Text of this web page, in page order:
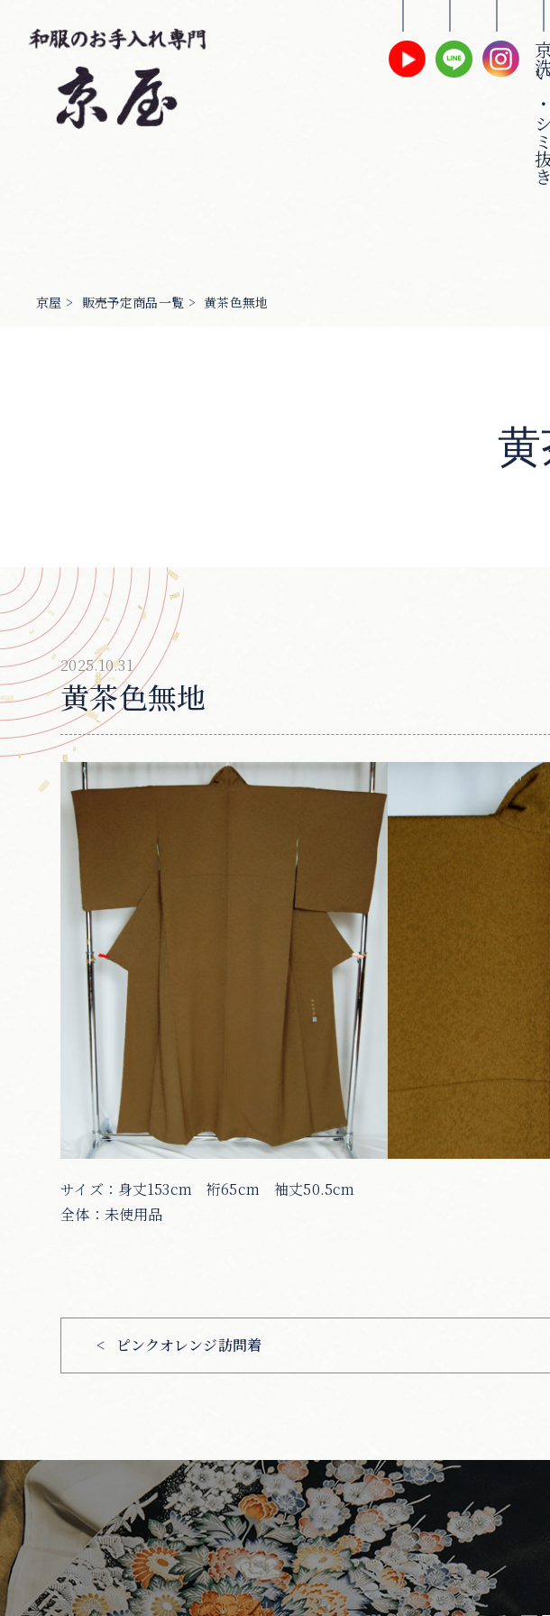
京洗い
京屋 > 販売予定商品一覧 > 黄茶色無地
2025.10.31
黄茶色無地
サイズ：身丈153cm 裄65cm 袖丈50.5cm
全体：未使用品
ピンクオレンジ訪問着